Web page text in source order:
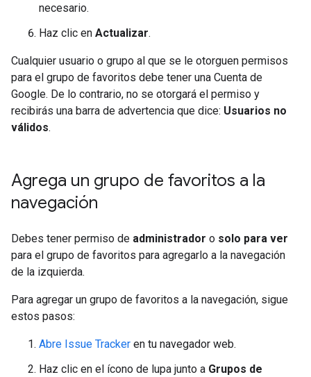
necesario.
Haz clic en Actualizar.
Cualquier usuario o grupo al que se le otorguen permisos
para el grupo de favoritos debe tener una Cuenta de
Google. De lo contrario, no se otorgará el permiso y
recibirás una barra de advertencia que dice: Usuarios no
válidos.
Agrega un grupo de favoritos a la
navegación
Debes tener permiso de administrador o solo para ver
para el grupo de favoritos para agregarlo a la navegación
de la izquierda.
Para agregar un grupo de favoritos a la navegación, sigue
estos pasos:
Abre Issue Tracker en tu navegador web.
Haz clic en el ícono de lupa junto a Grupos de